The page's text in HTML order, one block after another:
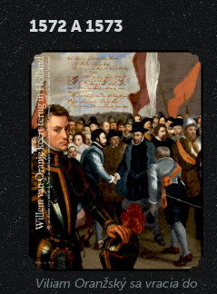
1572 A 1573
Viliam Oranžský sa vracia do